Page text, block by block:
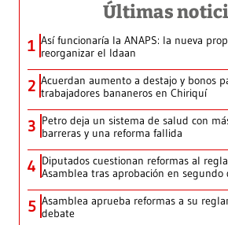
Últimas
1 Así funcionaría la ANAPS: la nueva
reorganizar el Idaan
2 Acuerdan aumento a destajo y bonos
trabajadores bananeros en Chiriquí
3 Petro deja un sistema de salud con
barreras y una reforma fallida
4 Diputados cuestionan reformas al
Asamblea tras aprobación en segundo
5 Asamblea aprueba reformas a su
debate